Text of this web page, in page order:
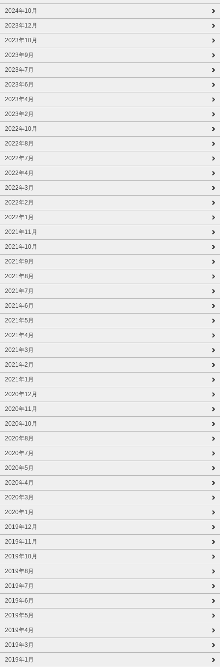
2024年10月
2023年12月
2023年10月
2023年9月
2023年7月
2023年6月
2023年4月
2023年2月
2022年10月
2022年8月
2022年7月
2022年4月
2022年3月
2022年2月
2022年1月
2021年11月
2021年10月
2021年9月
2021年8月
2021年7月
2021年6月
2021年5月
2021年4月
2021年3月
2021年2月
2021年1月
2020年12月
2020年11月
2020年10月
2020年8月
2020年7月
2020年5月
2020年4月
2020年3月
2020年1月
2019年12月
2019年11月
2019年10月
2019年8月
2019年7月
2019年6月
2019年5月
2019年4月
2019年3月
2019年1月